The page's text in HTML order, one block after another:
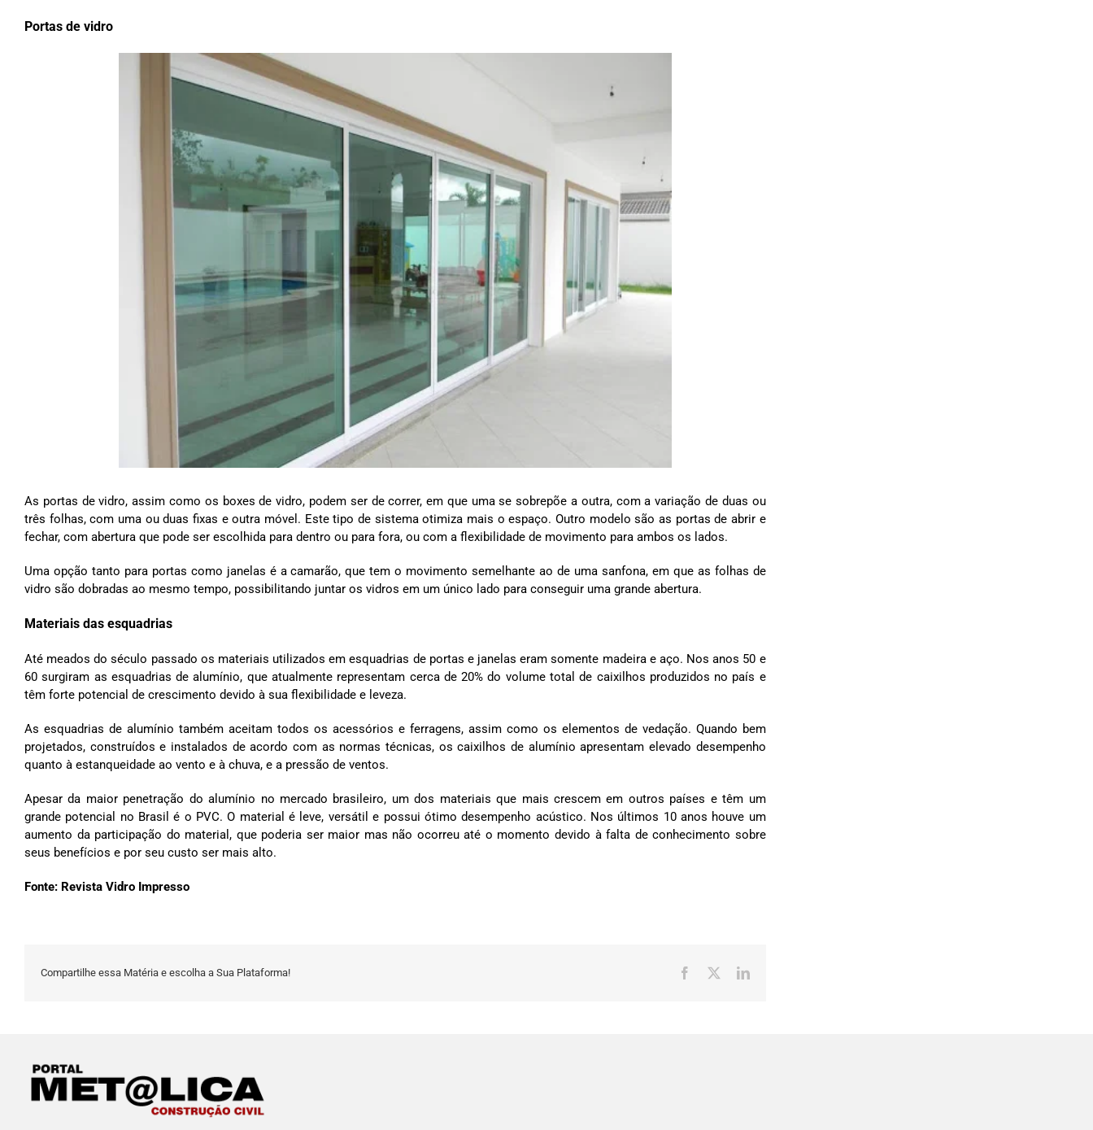
Portas de vidro
As portas de vidro, assim como os boxes de vidro, podem ser de correr, em que uma se sobrepõe a outra, com a variação de duas ou
três folhas, com uma ou duas fixas e outra móvel. Este tipo de sistema otimiza mais o espaço. Outro modelo são as portas de abrir e
fechar, com abertura que pode ser escolhida para dentro ou para fora, ou com a flexibilidade de movimento para ambos os lados.
Uma opção tanto para portas como janelas é a camarão, que tem o movimento semelhante ao de uma sanfona, em que as folhas de
vidro são dobradas ao mesmo tempo, possibilitando juntar os vidros em um único lado para conseguir uma grande abertura.
Materiais das esquadrias
Até meados do século passado os materiais utilizados em esquadrias de portas e janelas eram somente madeira e aço. Nos anos 50 e
60 surgiram as esquadrias de alumínio, que atualmente representam cerca de 20% do volume total de caixilhos produzidos no país e
têm forte potencial de crescimento devido à sua flexibilidade e leveza.
As esquadrias de alumínio também aceitam todos os acessórios e ferragens, assim como os elementos de vedação. Quando bem
projetados, construídos e instalados de acordo com as normas técnicas, os caixilhos de alumínio apresentam elevado desempenho
quanto à estanqueidade ao vento e à chuva, e a pressão de ventos.
Apesar da maior penetração do alumínio no mercado brasileiro, um dos materiais que mais crescem em outros países e têm um
grande potencial no Brasil é o PVC. O material é leve, versátil e possui ótimo desempenho acústico. Nos últimos 10 anos houve um
aumento da participação do material, que poderia ser maior mas não ocorreu até o momento devido à falta de conhecimento sobre
seus benefícios e por seu custo ser mais alto.
Fonte: Revista Vidro Impresso
Compartilhe essa Matéria e escolha a Sua Plataforma! Facebook LinkedIn